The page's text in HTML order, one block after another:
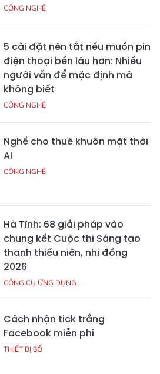
CÔNG NGHỆ
5 cài đặt nên tắt nếu muốn pin
điện thoại bền lâu hơn: Nhiều
người vẫn để mặc định mà
không biết
CÔNG NGHỆ
Nghề cho thuê khuôn mặt thời
AI
CÔNG NGHỆ
Hà Tĩnh: 68 giải pháp vào
chung kết Cuộc thi Sáng tạo
thanh thiếu niên, nhi đồng
2026
CÔNG CỤ ỨNG DỤNG
Cách nhận tick trắng
Facebook miễn phí
THIẾT BỊ SỐ